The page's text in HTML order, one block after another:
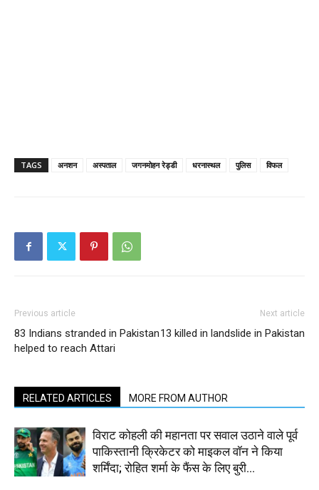
TAGS अनशन अस्पताल जगनमोहन रेड्डी धरनास्थल पुलिस विफल
Previous article
83 Indians stranded in Pakistan
helped to reach Attari
Next article
13 killed in landslide in Pakistan
RELATED ARTICLES MORE FROM AUTHOR
विराट कोहली की महानता पर सवाल उठाने वाले पूर्व
पाकिस्तानी क्रिकेटर को माइकल वॉन ने किया
शर्मिंदा; रोहित शर्मा के फैंस के लिए बुरी...